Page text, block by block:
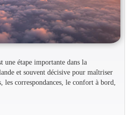
une étape importante dans la
et souvent décisive pour maîtriser
correspondances, le confort à bord,